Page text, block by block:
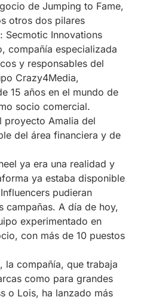
de Jumping to Fame,
otros dos pilares
Secmotic Innovations
compañía especializada
y responsables del
Crazy4Media,
15 años en el mundo de
socio comercial.
proyecto Amalia del
del área financiera y de
ya era una realidad y
ya estaba disponible
pudieran
campañas. A día de hoy,
experimentado en
con más de 10 puestos
la compañía, que trabaja
como para grandes
o Lois, ha lanzado más